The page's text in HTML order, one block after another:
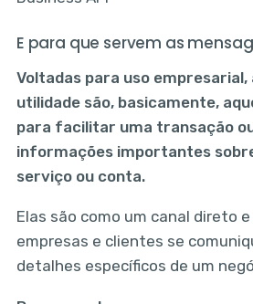
E para que servem as
Voltadas para uso empresarial,
utilidade são, basicamente,
para facilitar uma transação
informações importantes
serviço ou conta.
Elas são como um canal direto
empresas e clientes se
detalhes específicos de um